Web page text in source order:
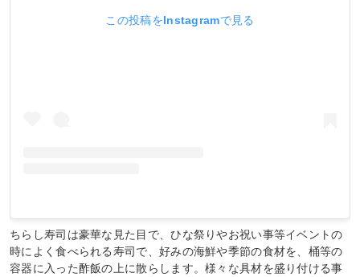
この投稿をInstagramで見る
ちらし寿司は豪華な見た目で、ひな祭りやお祝い事等イベントの
時によく食べられる寿司で、好みの海鮮や季節の食材を、桶等の
容器に入った酢飯の上に散らします。様々な具材を盛り付ける事